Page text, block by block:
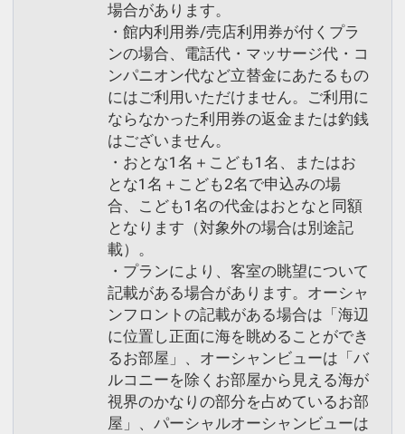
場合があります。
・館内利用券/売店利用券が付くプラ
ンの場合、電話代・マッサージ代・コ
ンパニオン代など立替金にあたるもの
にはご利用いただけません。ご利用に
ならなかった利用券の返金または釣銭
はございません。
・おとな1名＋こども1名、またはお
とな1名＋こども2名で申込みの場
合、こども1名の代金はおとなと同額
となります（対象外の場合は別途記
載）。
・プランにより、客室の眺望について
記載がある場合があります。オーシャ
ンフロントの記載がある場合は「海辺
に位置し正面に海を眺めることができ
るお部屋」、オーシャンビューは「バ
ルコニーを除くお部屋から見える海が
視界のかなりの部分を占めているお部
屋」、パーシャルオーシャンビューは